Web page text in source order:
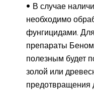
В случае
необходимо
фунгицидами.
препараты
полезным будет
золой или
предотвращения